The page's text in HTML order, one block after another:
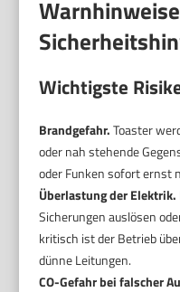
Wichtigste
Brandgefahr.Toaster
oder nah stehende
oder Funken sofort ernst
Überlastung der Elektrik.
Sicherungen auslösen
kritisch ist der Betrieb
dünne Leitungen.
CO-Gefahr bei falscher